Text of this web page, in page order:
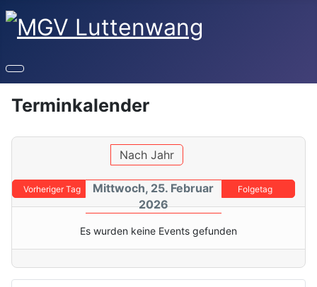
Terminkalender
Nach Jahr
Vorheriger Tag
Mittwoch, 25. Februar
2026
Folgetag
Es wurden keine Events gefunden